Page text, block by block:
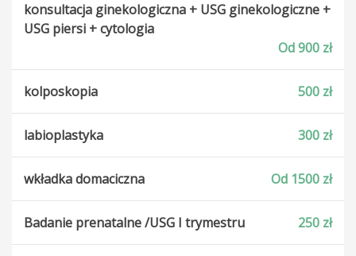
konsultacja ginekologiczna + USG ginekologiczne +
USG piersi + cytologia
Od 900 zł
kolposkopia 500 zł
labioplastyka 300 zł
wkładka domaciczna Od 1500 zł
Badanie prenatalne /USG I trymestru 250 zł